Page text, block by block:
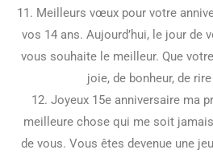
11. Meilleurs vœux pour votre
vos 14 ans. Aujourd’hui, le jour de
vous souhaite le meilleur. Que
joie, de bonheur, de rire
12. Joyeux 15e anniversaire ma
meilleure chose qui me soit
de vous. Vous êtes devenue une